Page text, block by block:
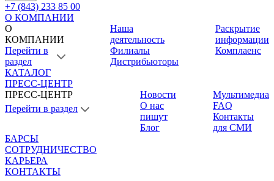
+7 (843) 233 85 00
О КОМПАНИИ
О
КОМПАНИИ
Перейти в
раздел
Наша
деятельность
Филиалы
Дистрибьюторы
Раскрытие
информации
Комплаенс
КАТАЛОГ
ПРЕСС-ЦЕНТР
ПРЕСС-ЦЕНТР
Перейти в раздел
Новости
О нас
пишут
Блог
Мультимедиа
FAQ
Контакты
для СМИ
БАРСЫ
СОТРУДНИЧЕСТВО
КАРЬЕРА
КОНТАКТЫ